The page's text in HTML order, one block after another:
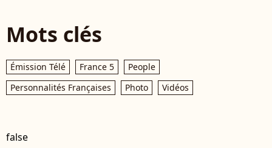
Mots clés
Émission Télé France 5
People
Personnalités Françaises
Photo Vidéos
false